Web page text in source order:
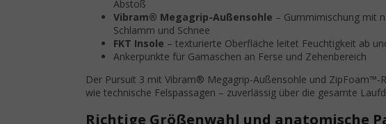
Abstoß
Vibram® Megagrip-Außensohle – Gummimischung mit
Schlamm und Schnee
FKT Insole – texturierte Oberfläche leitet Feuchtigkeit ab
Ankerpunkte für Gamaschen an Ferse und Zehenbereich
Der Pursuit 3 mit Vibram® Megagrip-Außensohle und
wie technische Felspassagen – zuverlässig über die gesamte
Richtige Größenwahl und anatomische